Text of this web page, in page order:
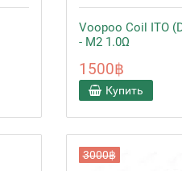
Voopoo Coil ITO
- M2 1.0Ω
1500฿
Купить
3000฿